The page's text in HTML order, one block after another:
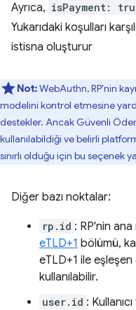
Ayrıca, isPayment:
Yukarıdaki koşulları
istisna oluşturur
Not:WebAuthn, RP'nin
modelini kontrol etmesine
destekler. Ancak Güvenli
kullanılabildiği ve belirli
sınırlı olduğu için bu seçenek
Diğer bazı noktalar:
rp.id : RP'nin ana
eTLD+1 bölümü,
eTLD+1 ile
kullanılabilir.
user.id :